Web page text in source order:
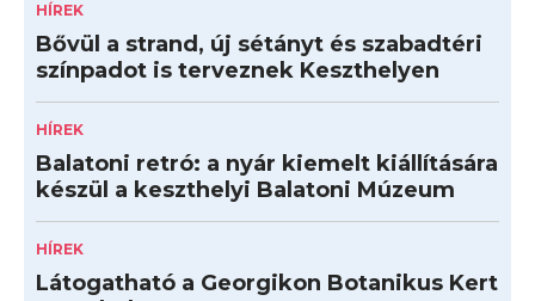
HÍREK
Bővül a strand, új sétányt és szabadtéri
színpadot is terveznek Keszthelyen
HÍREK
Balatoni retró: a nyár kiemelt kiállítására
készül a keszthelyi Balatoni Múzeum
HÍREK
Látogatható a Georgikon Botanikus Kert